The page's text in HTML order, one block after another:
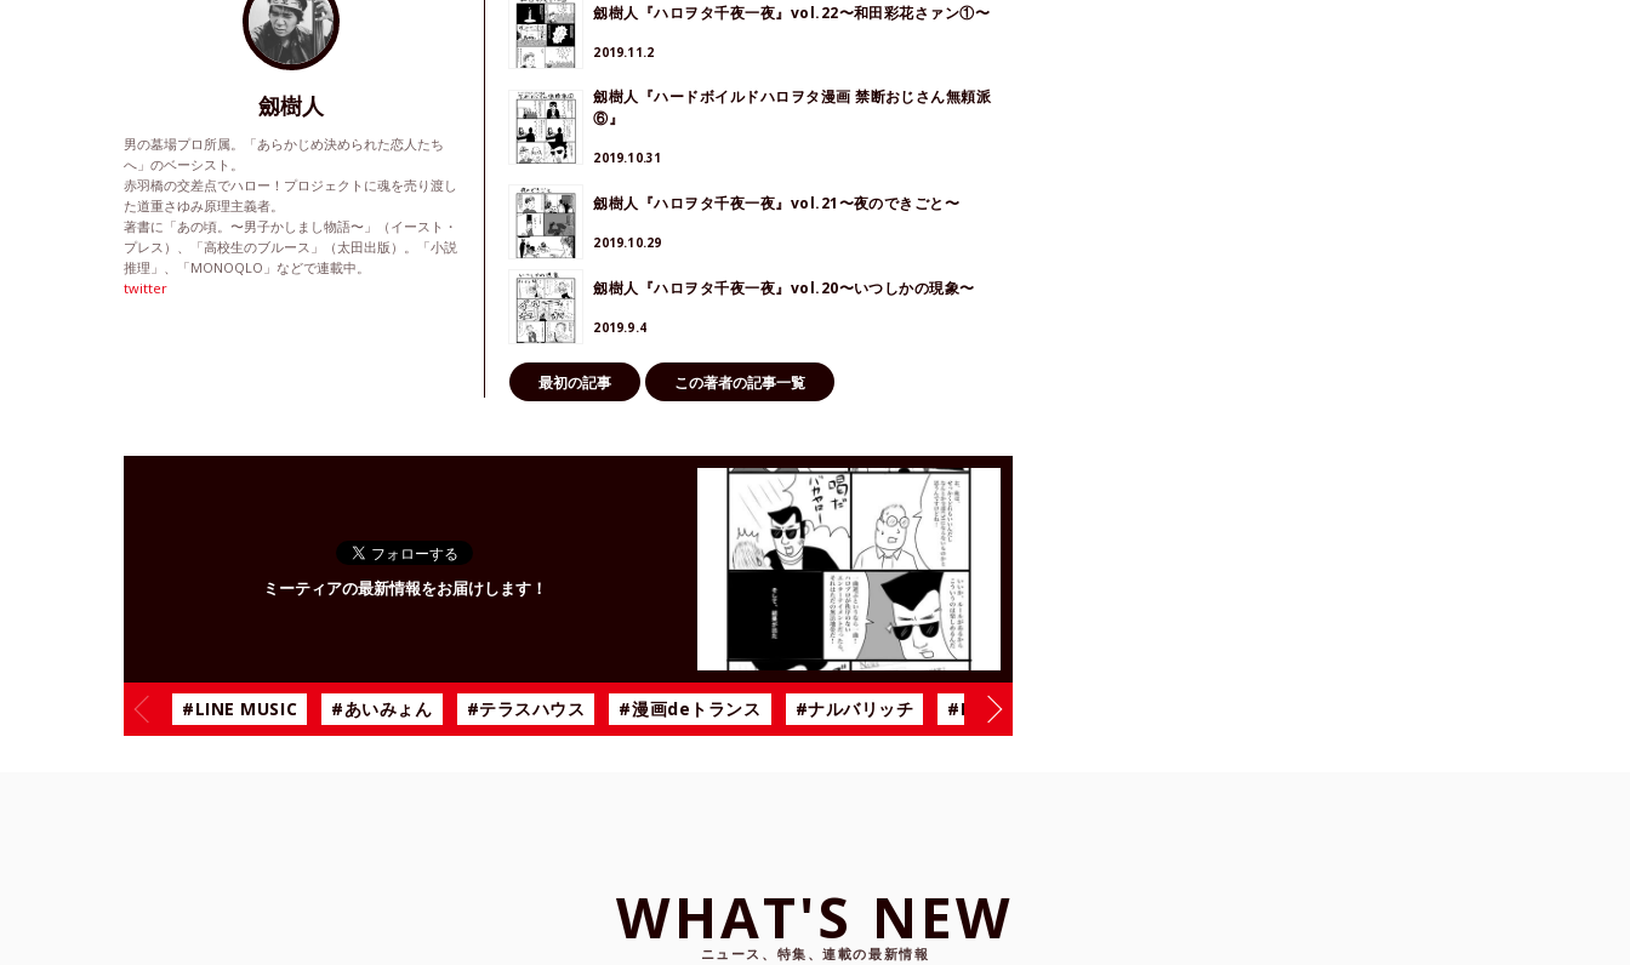
劔樹人
男の墓場プロ所属。「あらかじめ決められた恋人たち
へ」のベーシスト。
赤羽橋の交差点でハロー！プロジェクトに魂を売り渡し
た道重さゆみ原理主義者。
著書に「あの頃。〜男子かしまし物語〜」（イースト・
プレス）、「高校生のブルース」（太田出版）。「小説
推理」、「MONOQLO」などで連載中。
twitter
劔樹人『ハロヲタ千夜一夜』vol.22〜和田彩花さァン①〜
2019.11.2
劔樹人『ハードボイルドハロヲタ漫画 禁断おじさん無頼派
⑥』
2019.10.31
劔樹人『ハロヲタ千夜一夜』vol.21〜夜のできごと〜
2019.10.29
劔樹人『ハロヲタ千夜一夜』vol.20〜いつしかの現象〜
2019.9.4
最初の記事 この著者の記事一覧
ミーティアの最新情報をお届けします！
#LINE MUSIC #あいみょん #テラスハウス #漫画deトランス #ナルバリッチ #BiSH
WHAT'S NEW
ニュース、特集、連載の最新情報